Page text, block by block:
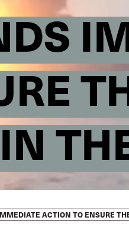
ACTION TO ENSURE